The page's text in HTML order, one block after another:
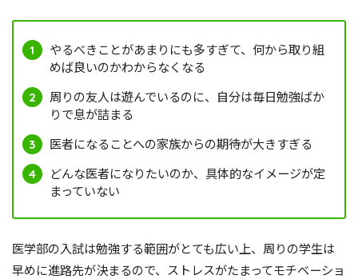
やるべきことがあまりにも多すぎて、何から取り組
めば良いのかわからなくなる
周りの友人は遊んでいるのに、自分は毎日勉強ばか
りで息が詰まる
医者になることへの家族からの期待が大きすぎる
どんな医者になりたいのか、具体的なイメージが定
まっていない
医学部の入試は勉強する範囲がとても広い上、周りの学生は
早めに進路先が決まるので、ストレスがたまってモチベーショ